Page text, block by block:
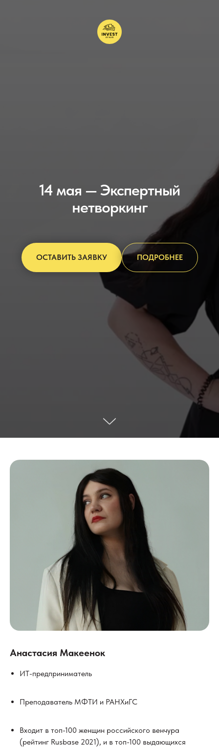
14 мая — Экспертный
нетворкинг
ОСТАВИТЬ ЗАЯВКУ ПОДРОБНЕЕ
Анастасия Макеенок
ИТ-предприниматель
Преподаватель МФТИ и РАНХиГС
Входит в топ-100 женщин российского венчура
(рейтинг Rusbase 2021), и в топ-100 выдающихся